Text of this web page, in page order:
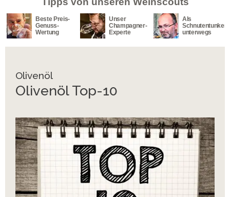
Unser
Champagner-
Experte
Als
Schnutentunker
unterwegs
Unser
Südafrika-
Spezialist
Olivenöl
Olivenöl Top-10